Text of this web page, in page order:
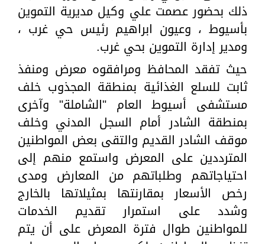
ذلك بحضور عصمت علي وكيل مديرية التموين
بأسيوط ، وعيون ابراهيم رئيس حي غرب ،
ومدير إدارة التموين بحي غرب.
حيث تفقد المحافظ ومرافقوه معرض ومنفذ
ثابت للسلع الغذائية بمنطقة المجذوب خلف
مستشفى أسيوط العام "الشاملة" وآخرى
بمنطقة الشادر أمام السجل المدني وخلف
موقف الشادر القديم والتقى بعض المواطنين
المترددين على المعرض واستمع منهم إلى
احتياجاتهم وطلباتهم من المعارض ومدى
رخص الأسعار بمقارنتها بمثيلاتها بالخارج
وشدد على استمرار تقديم الخدمات
للمواطنين طوال فترة المعرض على أن يتم